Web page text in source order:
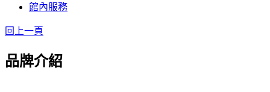
館內服務
回上一頁
品牌介紹